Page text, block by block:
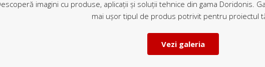
imagini cu produse, aplicații și soluții tehnice din gama Doridonis.
mai ușor tipul de produs potrivit pentru proiectul
Vezi galeria